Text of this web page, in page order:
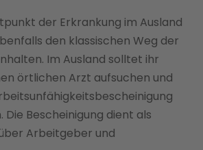
der Erkrankung im Ausland
den klassischen Weg der
Im Ausland solltet ihr
örtlichen Arzt aufsuchen und
Die Bescheinigung dient als
Arbeitgeber und